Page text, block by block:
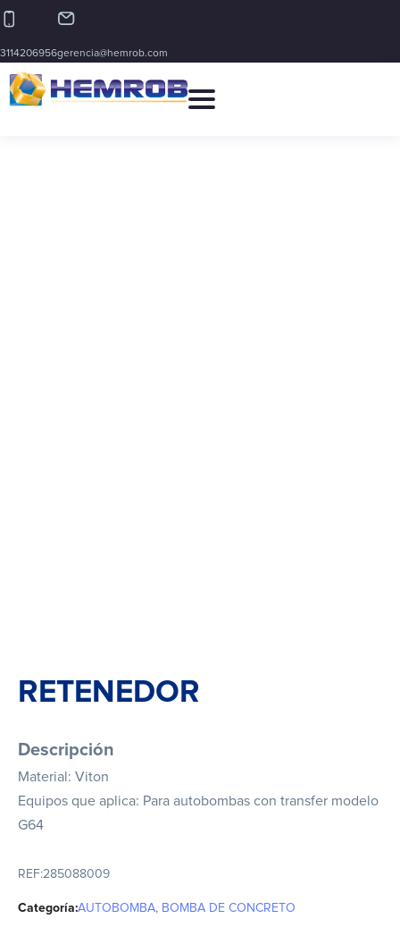
3114206956gerencia@hemrob.com
RETENEDOR
Descripción
Material: Viton
Equipos que aplica: Para autobombas con transfer modelo
G64
REF:285088009
Categoría:AUTOBOMBA, BOMBA DE CONCRETO